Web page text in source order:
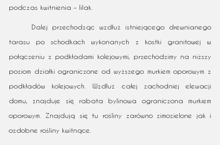
podczas kwitnienia – lilak.
Dalej przechodząc wzdłuż istniejącego drewnianego
tarasu po schodkach wykonanych z kostki granitowej w
połączeniu z podkładami kolejowymi, przechodzimy na niższy
poziom działki ograniczone od wyższego murkiem oporowym z
podkładów kolejowych. Wzdłuż całej zachodniej elewacji
domu, znajduje się rabata bylinowa ograniczona murkiem
oporowym. Znajdują się tu rośliny zarówno zimozielone jak i
ozdobne rośliny kwitnące.